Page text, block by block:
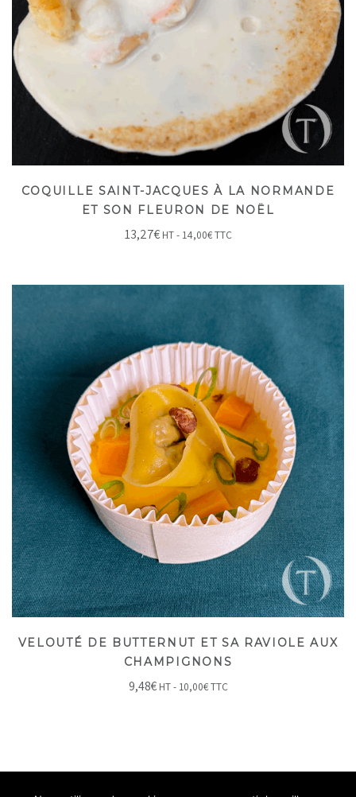
COQUILLE SAINT-JACQUES À LA NORMANDE
ET SON FLEURON DE NOËL
13,27€ HT - 14,00€TTC
VELOUTÉ DE BUTTERNUT ET SA RAVIOLE AUX
CHAMPIGNONS
9,48€ HT - 10,00€TTC